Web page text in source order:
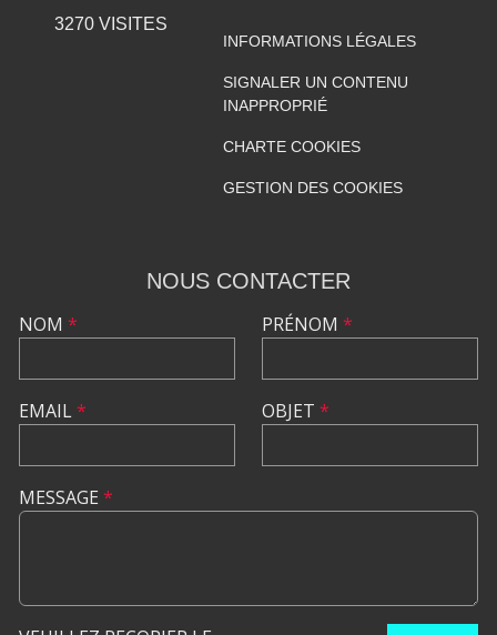
3270 VISITES
INFORMATIONS LÉGALES
SIGNALER UN CONTENU
INAPPROPRIÉ
CHARTE COOKIES
GESTION DES COOKIES
NOUS CONTACTER
NOM *
EMAIL*
PRÉNOM *
OBJET *
MESSAGE *